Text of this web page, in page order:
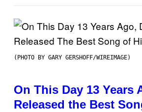
(PHOTO BY GARY GERSHOFF/WIREIMAGE)
On This Day 13 Years
Released the Best